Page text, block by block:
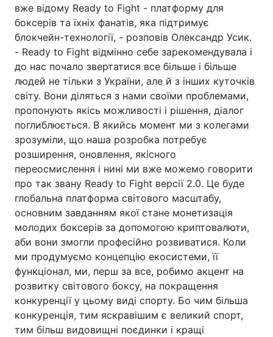
вже відому Ready to Fight - платформу для
боксерів та їхніх фанатів, яка підтримує
блокчейн-технології, - розповів Олександр Усик.
- Ready to Fight відмінно себе зарекомендувала і
до нас почало звертатися все більше і більше
людей не тільки з України, але й з інших куточків
світу. Вони діляться з нами своїми проблемами,
пропонують якісь можливості і рішення, діалог
поглиблюється. В якийсь момент ми з колегами
зрозуміли, що наша розробка потребує
розширення, оновлення, якісного
переосмислення і нині ми вже можемо говорити
про так звану Ready to Fight версії 2.0. Це буде
глобальна платформа світового масштабу,
основним завданням якої стане монетизація
молодих боксерів за допомогою криптовалюти,
аби вони змогли професійно розвиватися. Коли
ми продумуємо концепцію екосистеми, її
функціонал, ми, перш за все, робимо акцент на
розвитку світового боксу, на покращення
конкуренції у цьому виді спорту. Бо чим більша
конкуренція, тим яскравішим є великий спорт,
тим більш видовищні поєдинки і кращі